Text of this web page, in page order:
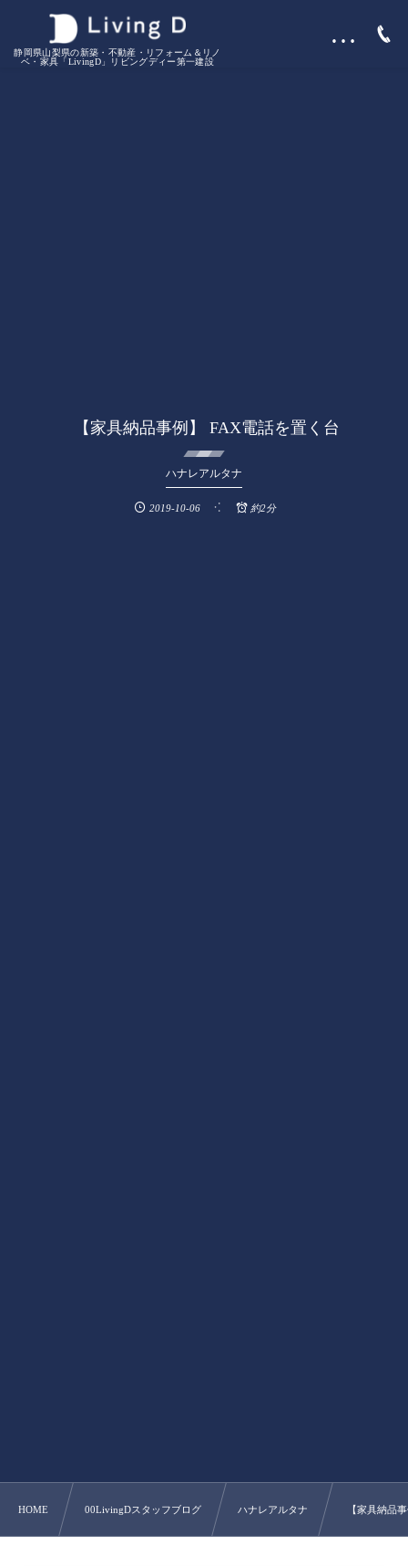
静岡県山梨県の新築・不動産・リフォーム＆リノ
ベ・家具「LivingD」リビングディー第一建設
…
︎ 【家具納品事例】 FAX電話を置く台
ハナレアルタナ
2019-10-06 約2分
HOME 00LivingDスタッフブログ ハナレアルタナ 【家具納品